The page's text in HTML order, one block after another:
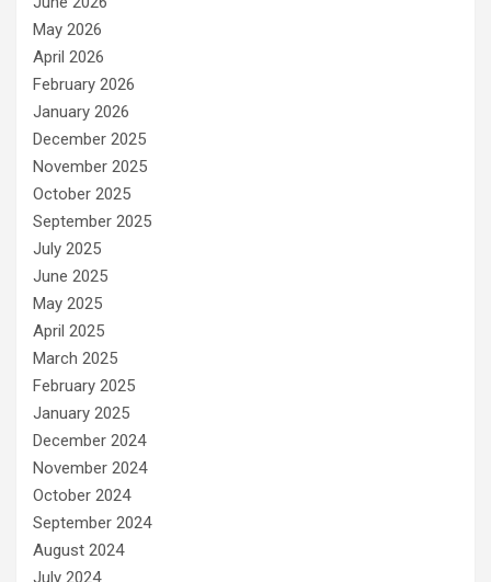
May 2026
April 2026
February 2026
January 2026
December 2025
November 2025
October 2025
September 2025
July 2025
June 2025
May 2025
April 2025
March 2025
February 2025
January 2025
December 2024
November 2024
October 2024
September 2024
August 2024
July 2024